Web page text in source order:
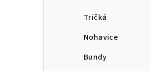
Tričká
Nohavice
Bundy